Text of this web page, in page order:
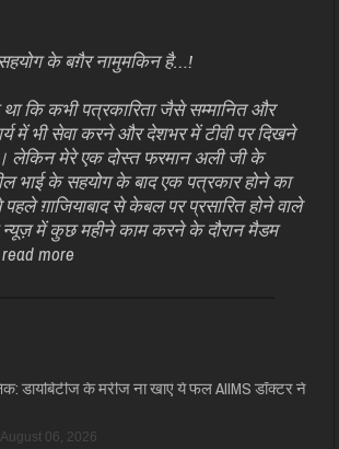
के बग़ैर नामुमकिन है…!
था कि कभी पत्रकारिता जैसे सम्मानित और
में भी सेवा करने और देशभर में टीवी पर दिखने
लेकिन मेरे एक दोस्त फरमान अली जी के
भाई के सहयोग के बाद एक पत्रकार होने का
ग़ाजियाबाद से केबल पर प्रसारित होने वाले
में कुछ महीने काम करने के दौरान मैडम
read more
डायबिटीज के मरीज ना खाएं ये फल AIIMS डॉक्टर ने
August 06, 2026